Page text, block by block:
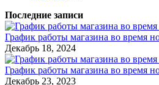
Последние записи
График работы магазина во время
Декабрь 18, 2024
График работы магазина во время
Декабрь 23, 2023